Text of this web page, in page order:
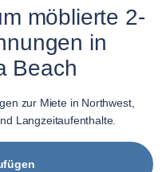
möblierte 2-
in
Beach
zur Miete in Northwest,
Langzeitaufenthalte.